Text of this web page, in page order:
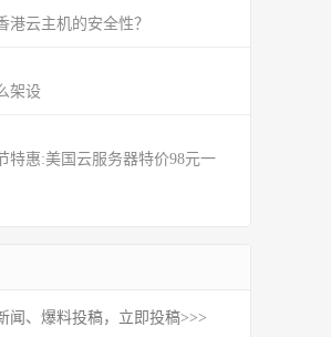
港云主机的安全性？
架设
特惠:美国云服务器特价98元一
闻、爆料投稿，立即投稿>>>